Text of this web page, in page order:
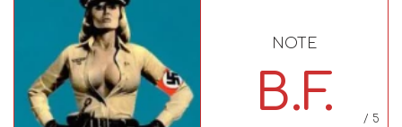
NOTE
B.F. / 5